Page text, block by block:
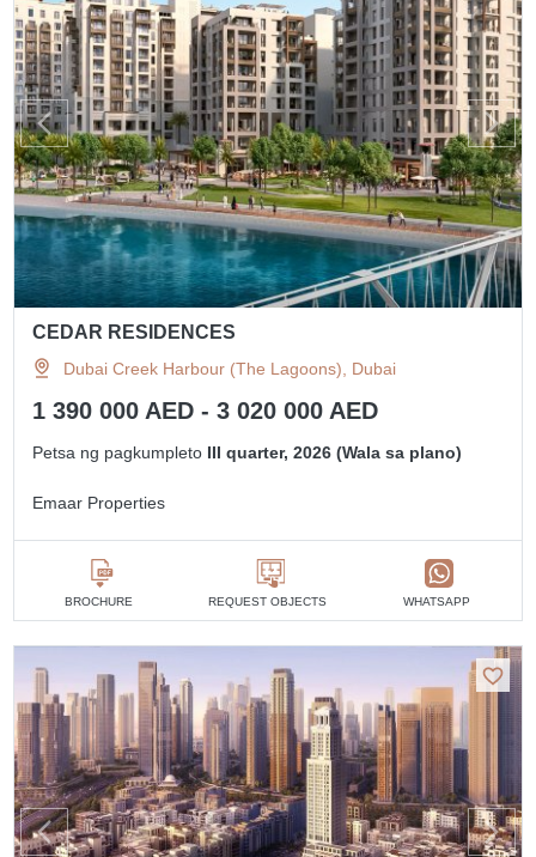
CEDAR RESIDENCES
Dubai Creek Harbour (The Lagoons), Dubai
1 390 000 AED - 3 020 000 AED
Petsa ng pagkumpleto III quarter, 2026 (Wala sa plano)
Emaar Properties
BROCHURE REQUEST OBJECTS WHATSAPP